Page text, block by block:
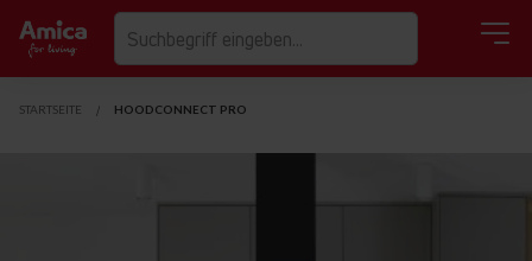
STARTSEITE HOODCONNECT PRO